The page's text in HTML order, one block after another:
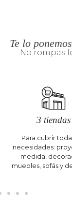
Te lo
No rompas
3 tiendas
Para cubrir
necesidades:
medida,
muebles, sofás y